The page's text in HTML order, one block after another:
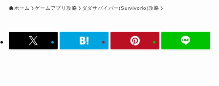
ホーム ゲームアプリ攻略 ダダサバイバー(Survivorio)攻略